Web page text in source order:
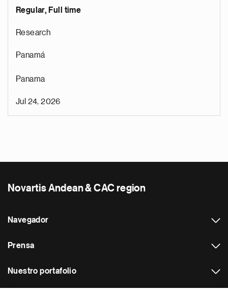
Regular, Full time
Research
Panamá
Panama
Jul 24, 2026
Novartis Andean & CAC region
Navegador
Prensa
Nuestro portafolio